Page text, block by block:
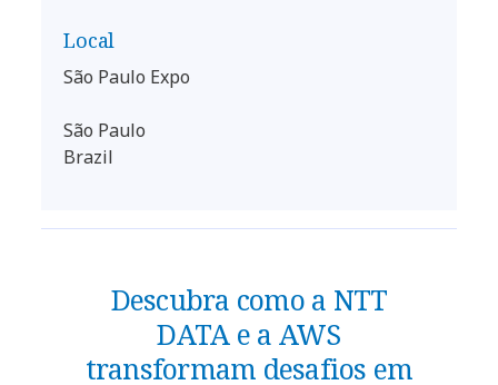
Local
São Paulo Expo
São Paulo
Brazil
Descubra como a NTT
DATA e a AWS
transformam desafios em